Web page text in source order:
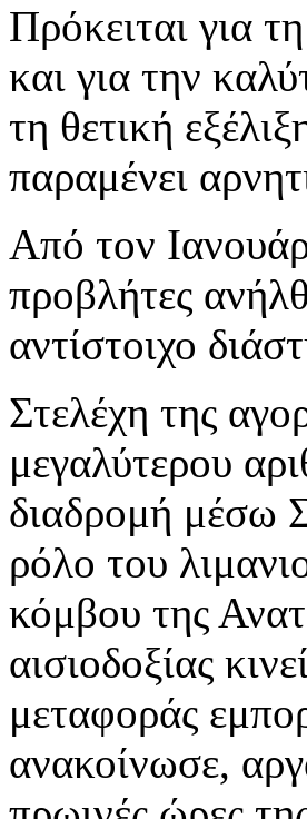
Πρόκειται για
και για την
τη θετική
παραμένει
Από τον
προβλήτες
αντίστοιχο
Στελέχη της
μεγαλύτερου
διαδρομή μέσω
ρόλο του
κόμβου της
αισιοδοξίας
μεταφοράς
ανακοίνωσε,